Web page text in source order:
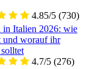
4.85/5 (730)
in Italien 2026: wie
und worauf ihr
4.7/5 (276)